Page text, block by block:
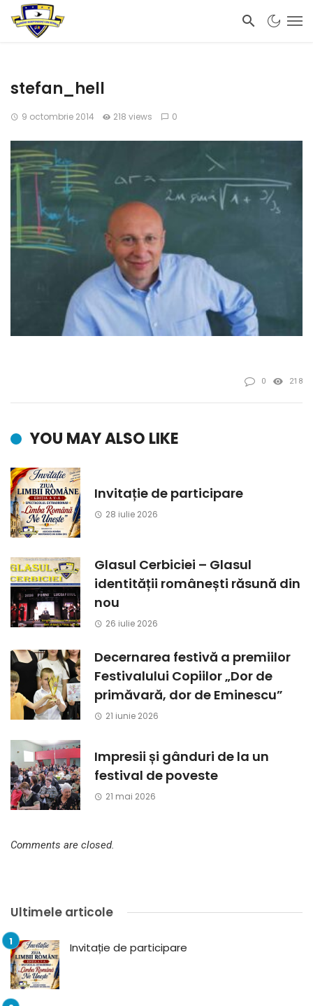
stefan_hell
9 octombrie 2014 218 views 0
0 218
YOU MAY ALSO LIKE
Invitație de participare
28 iulie 2026
Glasul Cerbiciei – Glasul
identității românești răsună din
nou
26 iulie 2026
Decernarea festivă a premiilor
Festivalului Copiilor „Dor de
primăvară, dor de Eminescu”
21 iunie 2026
Impresii și gânduri de la un
festival de poveste
21 mai 2026
Comments are closed.
Ultimele articole
Invitație de participare